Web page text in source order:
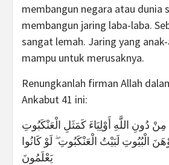
membangun negara atau dunia
membangun jaring laba-laba.
sangat lemah. Jaring yang
mampu untuk merusaknya.
Renungkanlah firman Allah
Ankabut 41 ini:
دُونِ اللَّهِ أَوْلِيَاءَ كَمَثَلِ الْعَنْكَبُوتِ
الْبُيُوتِ لَبَيْتُ الْعَنْكَبُوتِ ۖ لَوْ كَانُوا
يَعْلَمُونَ